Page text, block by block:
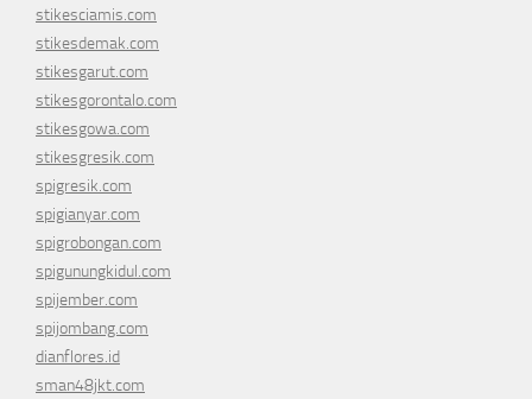
stikesciamis.com
stikesdemak.com
stikesgarut.com
stikesgorontalo.com
stikesgowa.com
stikesgresik.com
spigresik.com
spigianyar.com
spigrobongan.com
spigunungkidul.com
spijember.com
spijombang.com
dianflores.id
sman48jkt.com